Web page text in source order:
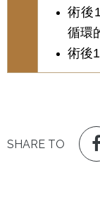
術後
循環
術後
SHARE TO